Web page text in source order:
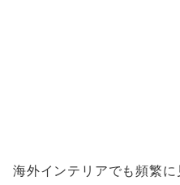
海外インテリアでも頻繁